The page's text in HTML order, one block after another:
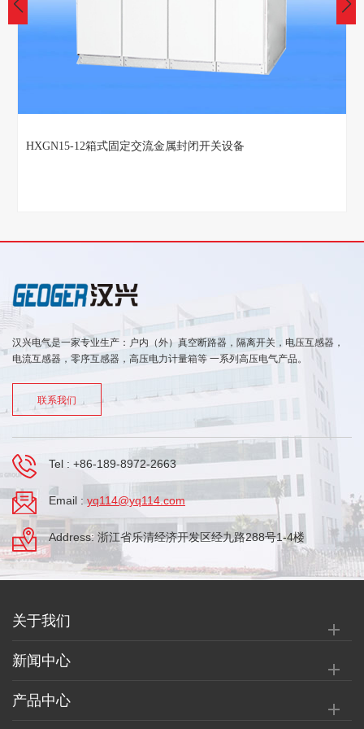
HXGN15-12箱式固定交流金属封闭开关设备
汉兴电气是一家专业生产：户内（外）真空断路器，隔离开关，电压互感器，
电流互感器，零序互感器，高压电力计量箱等 一系列高压电气产品。
联系我们
Tel : +86-189-8972-2663
Email : yq114@yq114.com
Address: 浙江省乐清经济开发区经九路288号1-4楼
关于我们
新闻中心
产品中心